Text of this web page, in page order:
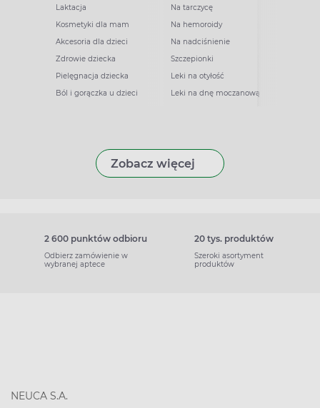
Laktacja
Kosmetyki dla mam
Akcesoria dla dzieci
Zdrowie dziecka
Pielęgnacja dziecka
Ból i gorączka u dzieci
Na tarczycę
Na hemoroidy
Na nadciśnienie
Szczepionki
Leki na otyłość
Leki na dnę moczanową
Zobacz więcej
2 600 punktów odbioru
Odbierz zamówienie w
wybranej aptece
20 tys. produktów
Szeroki asortyment
produktów
NEUCA S.A.